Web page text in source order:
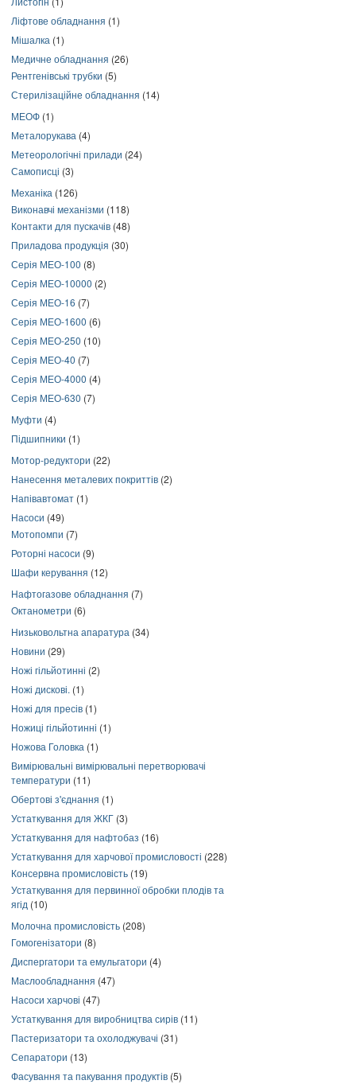
Ліфтове обладнання (1)
Мішалка (1)
Медичне обладнання (26)
Рентгенівські трубки (5)
Стерилізаційне обладнання (14)
МЕОФ (1)
Металорукава (4)
Метеорологічні прилади (24)
Самописці (3)
Механіка (126)
Виконавчі механізми (118)
Контакти для пускачів (48)
Приладова продукція (30)
Серія МЕО-100 (8)
Серія МЕО-10000 (2)
Серія МЕО-16 (7)
Серія МЕО-1600 (6)
Серія МЕО-250 (10)
Серія МЕО-40 (7)
Серія МЕО-4000 (4)
Серія МЕО-630 (7)
Муфти (4)
Підшипники (1)
Мотор-редуктори (22)
Нанесення металевих покриттів (2)
Напівавтомат (1)
Насоси (49)
Мотопомпи (7)
Роторні насоси (9)
Шафи керування (12)
Нафтогазове обладнання (7)
Октанометри (6)
Низьковольтна апаратура (34)
Новини (29)
Ножі гільйотинні (2)
Ножі дискові. (1)
Ножі для пресів (1)
Ножиці гільйотинні (1)
Ножова Головка (1)
Вимірювальні вимірювальні перетворювачі
температури (11)
Обертові з'єднання (1)
Устаткування для ЖКГ (3)
Устаткування для нафтобаз (16)
Устаткування для харчової промисловості (228)
Консервна промисловість (19)
Устаткування для первинної обробки плодів та
ягід (10)
Молочна промисловість (208)
Гомогенізатори (8)
Диспергатори та емульгатори (4)
Маслообладнання (47)
Насоси харчові (47)
Устаткування для виробництва сирів (11)
Пастеризатори та охолоджувачі (31)
Сепаратори (13)
Фасування та пакування продуктів (5)